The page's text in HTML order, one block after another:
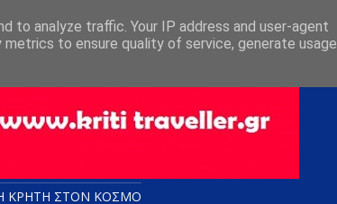
ΚΡΗΤΗ ΣΤΟN KOΣΜΟ
to analyze traffic. Your IP address and user-agent
to ensure quality of service, generate usage